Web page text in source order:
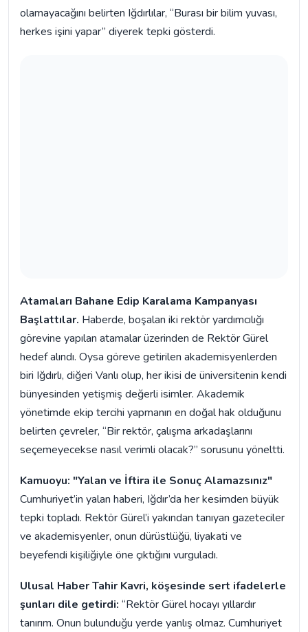
olamayacağını belirten Iğdırlılar, “Burası bir bilim yuvası,
herkes işini yapar” diyerek tepki gösterdi.
Atamaları Bahane Edip Karalama Kampanyası
Başlattılar. Haberde, boşalan iki rektör yardımcılığı
görevine yapılan atamalar üzerinden de Rektör Gürel
hedef alındı. Oysa göreve getirilen akademisyenlerden
biri Iğdırlı, diğeri Vanlı olup, her ikisi de üniversitenin kendi
bünyesinden yetişmiş değerli isimler. Akademik
yönetimde ekip tercihi yapmanın en doğal hak olduğunu
belirten çevreler, “Bir rektör, çalışma arkadaşlarını
seçemeyecekse nasıl verimli olacak?” sorusunu yöneltti.
Kamuoyu: "Yalan ve İftira ile Sonuç Alamazsınız"
Cumhuriyet’in yalan haberi, Iğdır’da her kesimden büyük
tepki topladı. Rektör Gürel’i yakından tanıyan gazeteciler
ve akademisyenler, onun dürüstlüğü, liyakati ve
beyefendi kişiliğiyle öne çıktığını vurguladı.
Ulusal Haber Tahir Kavri, köşesinde sert ifadelerle
şunları dile getirdi: “Rektör Gürel hocayı yıllardır
tanırım. Onun bulunduğu yerde yanlış olmaz. Cumhuriyet